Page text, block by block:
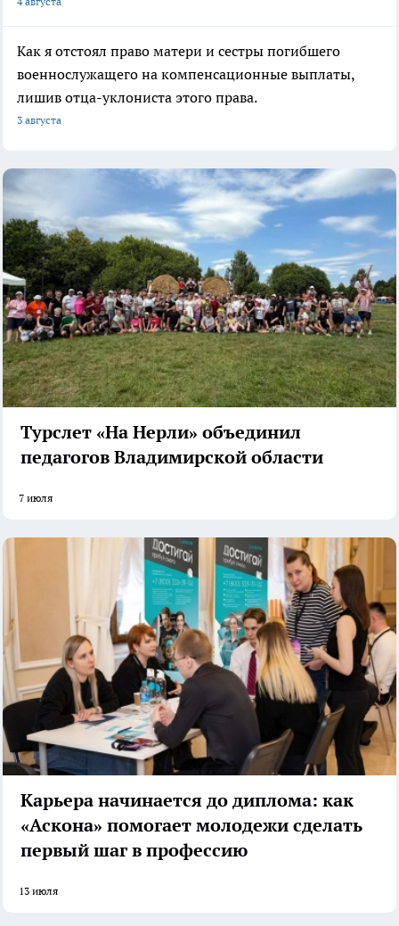
Как я отстоял право матери и сестры погибшего
военнослужащего на компенсационные выплаты,
лишив отца-уклониста этого права.
3 августа
Турслет «На Нерли» объединил
педагогов Владимирской области
7 июля
Карьера начинается до диплома: как
«Аскона» помогает молодежи сделать
первый шаг в профессию
13 июля